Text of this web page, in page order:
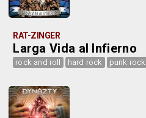
RAT-ZINGER
Larga Vida al Infierno
rock and roll hard rock punk rock